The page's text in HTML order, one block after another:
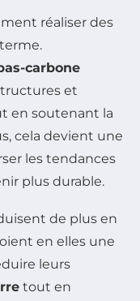
réaliser des
carbone
et
en soutenant la
cela devient une
les tendances
plus durable.
de plus en
en elles une
leurs
tout en